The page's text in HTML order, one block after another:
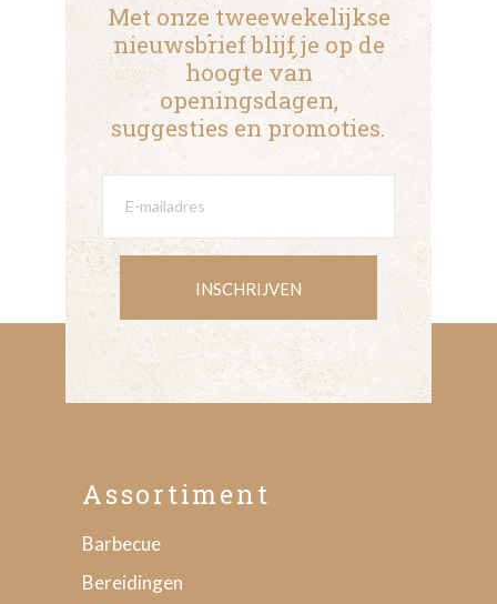
Met onze tweewekelijkse
nieuwsbrief blijf je op de
hoogte van
openingsdagen,
suggesties en promoties.
INSCHRIJVEN
Assortiment
Barbecue
Bereidingen